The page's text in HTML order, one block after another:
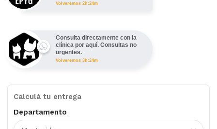
Volveremos 2h:24m
Consulta directamente con la
clínica por aquí. Consultas no
urgentes.
Volveremos 3h:24m
Calculá tu entrega
Departamento